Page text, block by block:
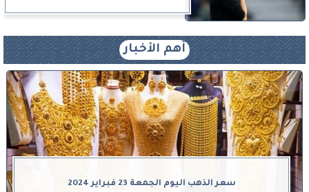
أهم الأخبار
سعر الذهب اليوم الجمعة 23 فبراير 2024